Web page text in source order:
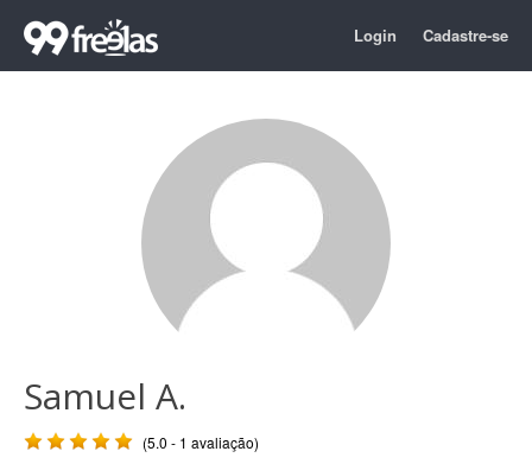
Login Cadastre-se
Samuel A.
(5.0 - 1 avaliação)